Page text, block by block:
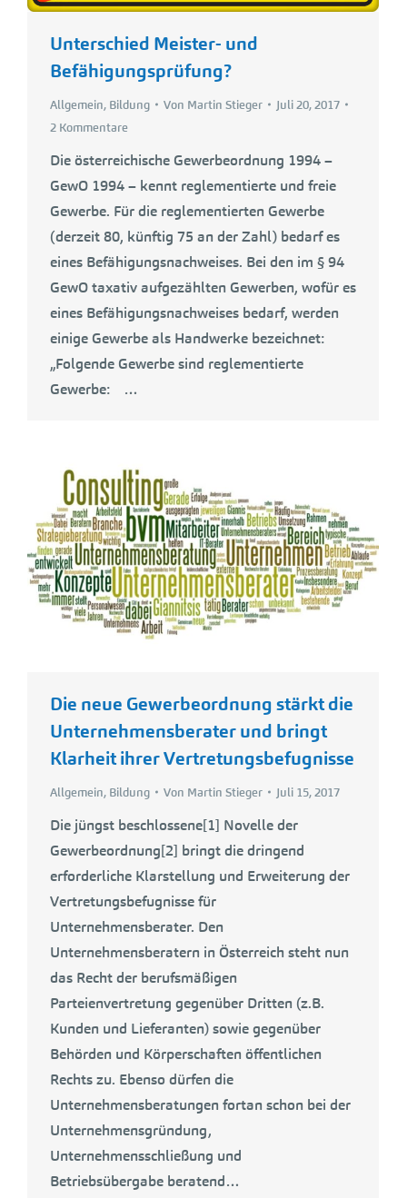
Unterschied Meister- und
Befähigungsprüfung?
Allgemein, Bildung Von Martin Stieger
Juli 20, 2017
2 Kommentare
Die österreichische Gewerbeordnung 1994 –
GewO 1994 – kennt reglementierte und freie
Gewerbe. Für die reglementierten Gewerbe
(derzeit 80, künftig 75 an der Zahl) bedarf es
eines Befähigungsnachweises. Bei den im § 94
GewO taxativ aufgezählten Gewerben, wofür es
eines Befähigungsnachweises bedarf, werden
einige Gewerbe als Handwerke bezeichnet:
„Folgende Gewerbe sind reglementierte
Gewerbe: …
Die neue Gewerbeordnung stärkt die
Unternehmensberater und bringt
Klarheit ihrer Vertretungsbefugnisse
Allgemein, Bildung Von Martin Stieger Juli 15, 2017
Die jüngst beschlossene[1] Novelle der
Gewerbeordnung[2] bringt die dringend
erforderliche Klarstellung und Erweiterung der
Vertretungsbefugnisse für
Unternehmensberater. Den
Unternehmensberatern in Österreich steht nun
das Recht der berufsmäßigen
Parteienvertretung gegenüber Dritten (z.B.
Kunden und Lieferanten) sowie gegenüber
Behörden und Körperschaften öffentlichen
Rechts zu. Ebenso dürfen die
Unternehmensberatungen fortan schon bei der
Unternehmensgründung,
Unternehmensschließung und
Betriebsübergabe beratend…